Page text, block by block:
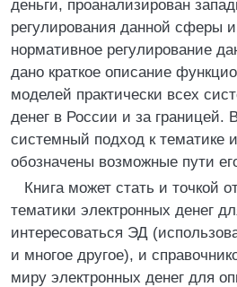
деньги, проанализирован
регулирования данной сферы
нормативное регулирование
дано краткое описание
моделей практически всех
денег в России и за границей.
системный подход к тематике
обозначены возможные пути
Книга может стать и точкой
тематики электронных денег
интересоваться ЭД
и многое другое), и
миру электронных денег для